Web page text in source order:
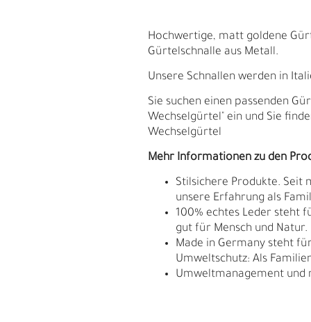
Hochwertige, matt goldene
Gürtelschnalle aus Metall.
Unsere Schnallen werden in
Sie suchen einen passenden
Wechselgürtel" ein und Sie
Wechselgürtel
Mehr Informationen zu den
Stilsichere Produkte. Seit
unsere Erfahrung als
100% echtes Leder steht
gut für Mensch und Natur.
Made in Germany steht
Umweltschutz: Als
Umweltmanagement und